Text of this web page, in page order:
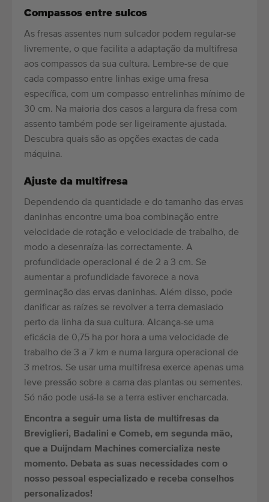
Compassos entre sulcos
As fresas assentes num sulcador podem regular-se
livremente, o que facilita a adaptação da multifresa
aos compassos da sua cultura. Lembre-se de que
cada compasso entre linhas exige uma fresa
específica, com um compasso entrelinhas mínimo de
30 cm. Na maioria dos casos a largura da fresa com
assento também pode ser ligeiramente ajustada.
Descubra quais são as opções exactas de cada
máquina.
Ajuste da multifresa
Dependendo da quantidade e do tamanho das ervas
daninhas encontre uma boa combinação entre
velocidade de rotação e velocidade de trabalho, de
modo a desenraíza-las correctamente. A
profundidade operacional é de 2 a 3 cm. Se
aumentar a profundidade favorece a nova
germinação das ervas daninhas. Além disso, pode
danificar as raízes se revolver a terra demasiado
perto da linha da sua cultura. Alcança-se uma
eficácia de 0,75 ha por hora a uma velocidade de
trabalho de 3 a 7 km e numa largura operacional de
3 metros. Se usar uma multifresa exerce apenas uma
leve pressão sobre a cama das plantas ou sementes.
Só não pode usá-la se a terra estiver encharcada.
Encontra a seguir uma lista de multifresas da
Breviglieri, Badalini e Comeb, em segunda mão,
que a Duijndam Machines comercializa neste
momento. Debata as suas necessidades com o
nosso pessoal especializado e receba conselhos
personalizados!